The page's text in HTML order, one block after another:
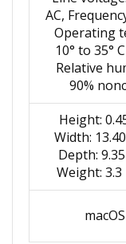
AC,
- Operating
10° to 35°
- Relative
90%
Height:
Width:
Depth: